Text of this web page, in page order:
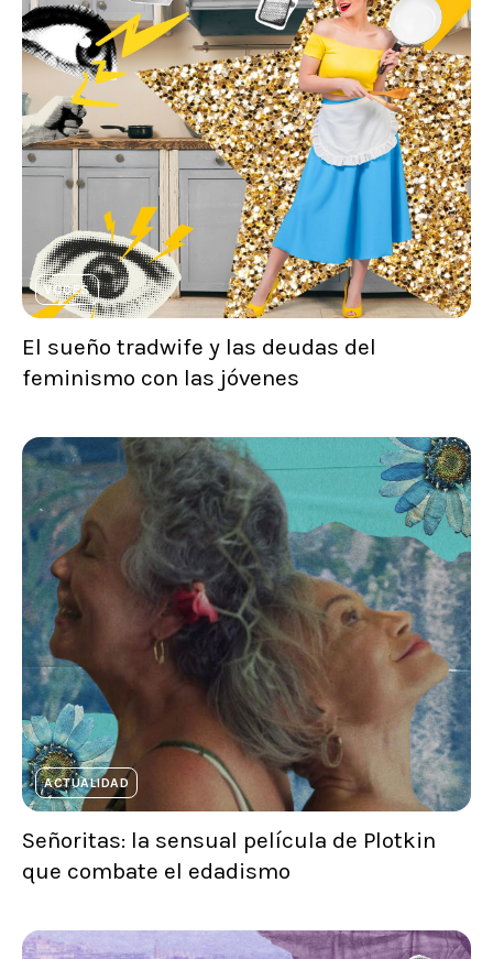
VOCES
El sueño tradwife y las deudas del
feminismo con las jóvenes
ACTUALIDAD
Señoritas: la sensual película de Plotkin
que combate el edadismo